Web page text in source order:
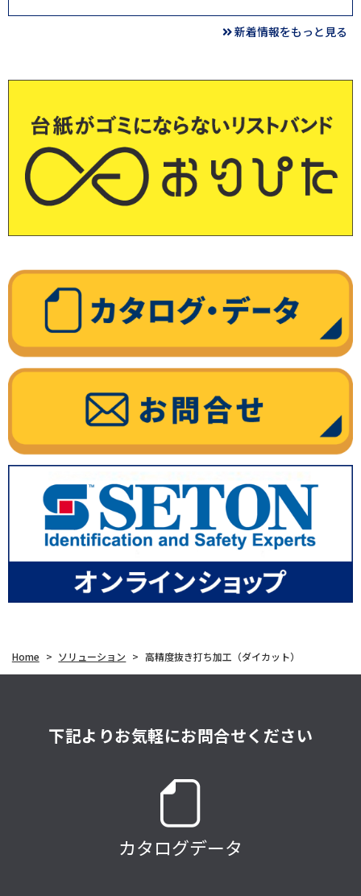
新着情報をもっと見る
Home > ソリューション > 高精度抜き打ち加工（ダイカット）
下記よりお気軽にお問合せください
カタログデータ